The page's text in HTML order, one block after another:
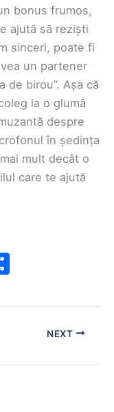
bonus frumos,
ajută să reziști
sinceri, poate fi
un partener
de birou”. Așa că
la o glumă
despre
în ședința
mult decât o
care te ajută
ar
NEXT